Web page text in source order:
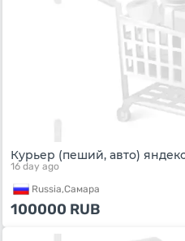
Курьер (пеший, авто)
16 day ago
Russia,Самара
100000 RUB